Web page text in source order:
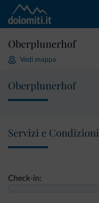
Oberplunerhof
Vedi mappa
Oberplunerhof
Servizi e Condizioni
Check-in: